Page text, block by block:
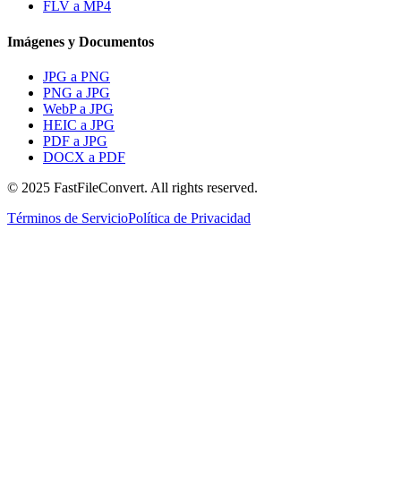
FLV a MP4
Imágenes y Documentos
JPG a PNG
PNG a JPG
WebP a JPG
HEIC a JPG
PDF a JPG
DOCX a PDF
© 2025 FastFileConvert. All rights reserved.
Términos de ServicioPolítica de Privacidad